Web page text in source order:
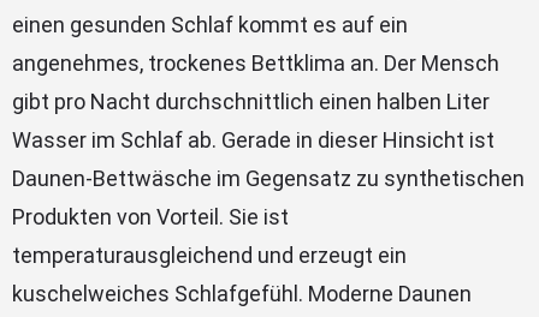
einen gesunden Schlaf kommt es auf ein
angenehmes, trockenes Bettklima an. Der Mensch
gibt pro Nacht durchschnittlich einen halben Liter
Wasser im Schlaf ab. Gerade in dieser Hinsicht ist
Daunen-Bettwäsche im Gegensatz zu synthetischen
Produkten von Vorteil. Sie ist
temperaturausgleichend und erzeugt ein
kuschelweiches Schlafgefühl. Moderne Daunen